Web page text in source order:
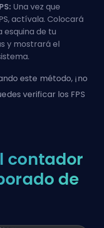
Una vez que
actívala. Colocará
esquina de tu
y mostrará el
este método, ¡no
verificar los FPS
contador
de